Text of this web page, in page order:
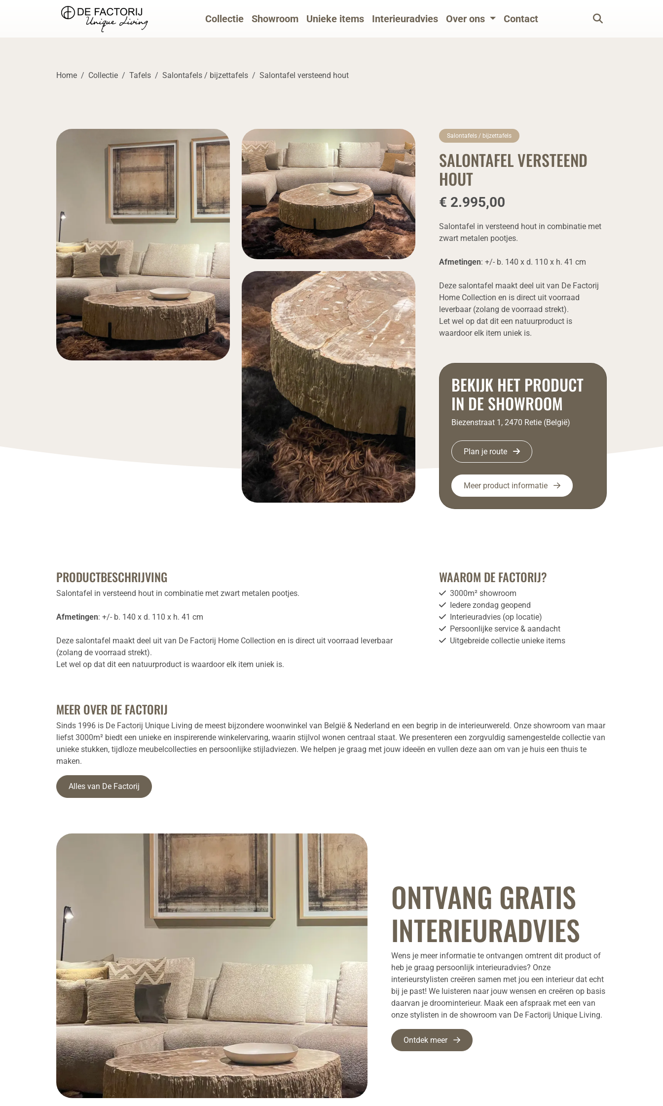
Collectie Showroom Unieke items Interieuradvies Over ons Contact
Home Collectie Tafels Salontafels / bijzettafels Salontafel versteend hout
Salontafels / bijzettafels
SALONTAFEL VERSTEEND
HOUT
€ 2.995,00
Salontafel in versteend hout in combinatie met
zwart metalen pootjes.
Afmetingen: +/- b. 140 x d. 110 x h. 41 cm
Deze salontafel maakt deel uit van De Factorij
Home Collection en is direct uit voorraad
leverbaar (zolang de voorraad strekt).
Let wel op dat dit een natuurproduct is
waardoor elk item uniek is.
BEKIJK HET PRODUCT
IN DE SHOWROOM
Biezenstraat 1, 2470 Retie (België)
Plan je route
Meer product informatie
PRODUCTBESCHRIJVING
Salontafel in versteend hout in combinatie met zwart metalen pootjes.
Afmetingen: +/- b. 140 x d. 110 x h. 41 cm
Deze salontafel maakt deel uit van De Factorij Home Collection en is direct uit voorraad leverbaar
(zolang de voorraad strekt).
Let wel op dat dit een natuurproduct is waardoor elk item uniek is.
WAAROM DE FACTORIJ?
3000m² showroom
Iedere zondag geopend
Interieuradvies (op locatie)
Persoonlijke service & aandacht
Uitgebreide collectie unieke items
MEER OVER DE FACTORIJ
Sinds 1996 is De Factorij Unique Living de meest bijzondere woonwinkel van België & Nederland en een begrip in de interieurwereld. Onze showroom van maar
liefst 3000m² biedt een unieke en inspirerende winkelervaring, waarin stijlvol wonen centraal staat. We presenteren een zorgvuldig samengestelde collectie van
unieke stukken, tijdloze meubelcollecties en persoonlijke stijladviezen. We helpen je graag met jouw ideeën en vullen deze aan om van je huis een thuis te
maken.
Alles van De Factorij
ONTVANG GRATIS
INTERIEURADVIES
Wens je meer informatie te ontvangen omtrent dit product of
heb je graag persoonlijk interieuradvies? Onze
interieurstylisten creëren samen met jou een interieur dat echt
bij je past! We luisteren naar jouw wensen en creëren op basis
daarvan je droominterieur. Maak een afspraak met een van
onze stylisten in de showroom van De Factorij Unique Living.
Ontdek meer